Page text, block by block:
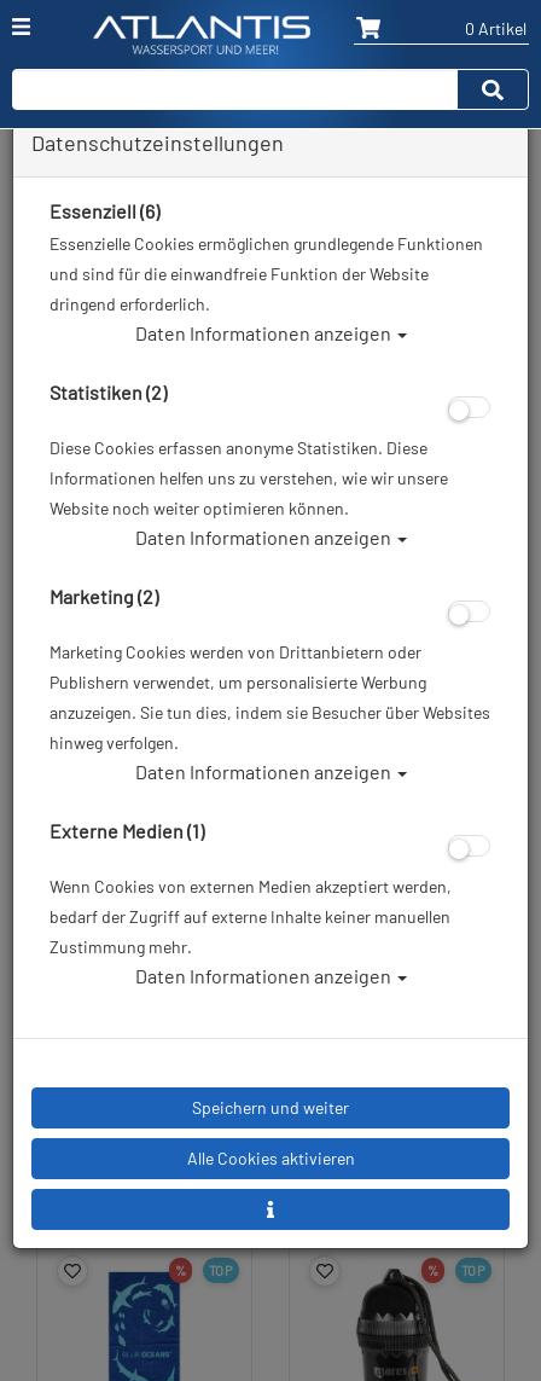
0 Artikel
verschiedenes Zubehör
Sortierung :
TOP
Divevolk - SeaTouch 4
Max Plus - Ocean Explorer
499,00 €
MAX Plus -
59,90 €
Platinum -
ab 433,00 €
% TOP % TOP
Datenschutzeinstellungen
Essenziell (6)
Essenzielle Cookies ermöglichen grundlegende Funktionen
und sind für die einwandfreie Funktion der Website
dringend erforderlich.
Daten Informationen anzeigen
Statistiken (2)
Diese Cookies erfassen anonyme Statistiken. Diese
Informationen helfen uns zu verstehen, wie wir unsere
Website noch weiter optimieren können.
Daten Informationen anzeigen
Marketing (2)
Marketing Cookies werden von Drittanbietern oder
Publishern verwendet, um personalisierte Werbung
anzuzeigen. Sie tun dies, indem sie Besucher über Websites
hinweg verfolgen.
Daten Informationen anzeigen
Externe Medien (1)
Wenn Cookies von externen Medien akzeptiert werden,
bedarf der Zugriff auf externe Inhalte keiner manuellen
Zustimmung mehr.
Daten Informationen anzeigen
Speichern und weiter
Alle Cookies aktivieren